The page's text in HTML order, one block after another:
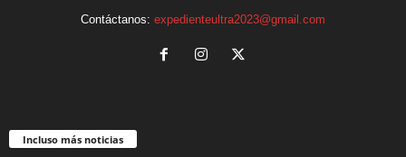
Contáctanos: expedienteultra2023@gmail.com
Incluso más noticias